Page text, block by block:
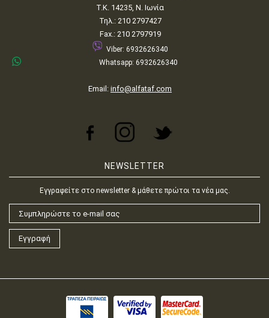
Τ.Κ. 14235, Ν. Ιωνία
Τηλ.: 210 2797427
Fax.: 210 2797919
Viber: 6932626340
Whatsapp: 6932626340
Email: info@alfataf.com
NEWSLETTER
Εγγραφείτε στο newsletter & μάθετε πρώτοι τα νέα μας.